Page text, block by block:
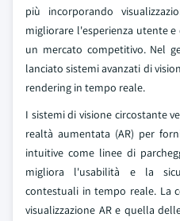
più incorporando
migliorare l'esperienza utente
un mercato competitivo. Nel
lanciato sistemi avanzati di
rendering in tempo reale.
I sistemi di visione circostante
realtà aumentata (AR) per
intuitive come linee di
migliora l'usabilità e la
contestuali in tempo reale. La
visualizzazione AR e quella